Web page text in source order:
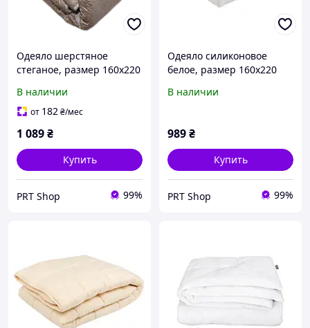
Одеяло шерстяное
стеганое, размер 160х220
В наличии
от 182₴/мес
1 089₴
Купить
PRT Shop 99%
Одеяло силиконовое
белое, размер 160х220
В наличии
989₴
Купить
PRT Shop 99%